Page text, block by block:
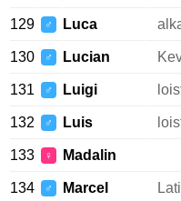
129 ♂ Luca
130 ♂ Lucian
131 ♂ Luigi
132 ♂ Luis
133 ♀ Madalin
134 ♂ Marcel